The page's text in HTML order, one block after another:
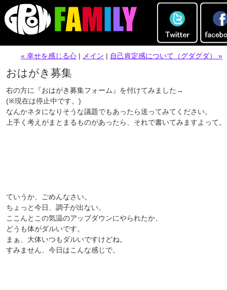
« 幸せを感じる心 | メイン | 自己肯定感について（グダグダ） »
おはがき募集
右の方に『おはがき募集フォーム』を付けてみました→
(※現在は停止中です。)
なんかネタになりそうな議題でもあったら送ってみてください。
上手く考えがまとまるものがあったら、それで書いてみますよって。
ていうか、ごめんなさい。
ちょっと今日、調子が出ない。
ここんとこの気温のアップダウンにやられたか、
どうも体がダルいです。
まぁ、大体いつもダルいですけどね。
すみません、今日はこんな感じで。